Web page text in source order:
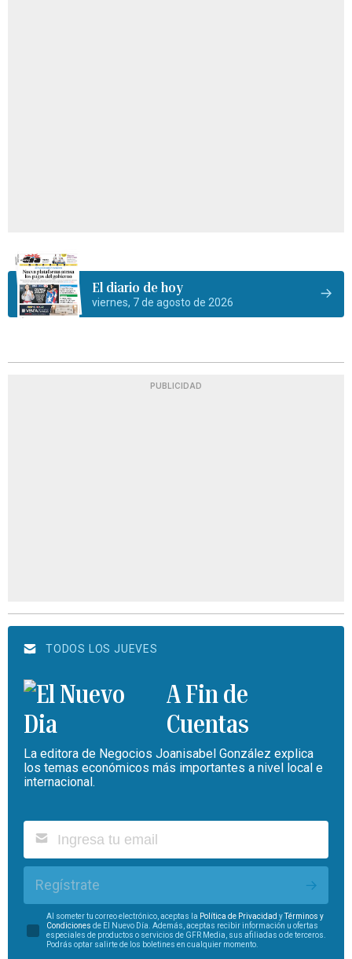
El diario de hoy
viernes, 7 de agosto de 2026
PUBLICIDAD
TODOS LOS JUEVES
A Fin de
Cuentas
La editora de Negocios Joanisabel González explica
los temas económicos más importantes a nivel local e
internacional.
Regístrate
Al someter tu correo electrónico, aceptas la Política de Privacidad yTérminos y
Condiciones de El Nuevo Día. Además, aceptas recibir información u ofertas
especiales de productos o servicios de GFR Media, sus afiliadas o de terceros.
Podrás optar salirte de los boletines en cualquier momento.